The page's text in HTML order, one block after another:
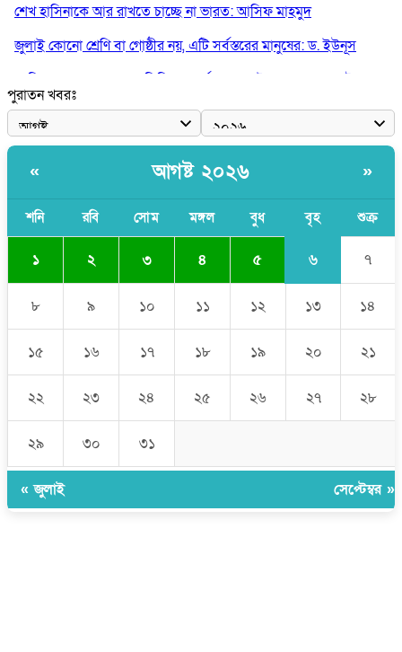
শেখ হাসিনাকে আর রাখতে চাচ্ছে না ভারত: আসিফ মাহমুদ
জুলাই কোনো শ্রেণি বা গোষ্ঠীর নয়, এটি সর্বস্তরের মানুষের: ড. ইউনূস
আলিয়া মাদ্রাসায় ছাত্রদল-শিবির সংঘর্ষ, হাতে পাইপ মাথায় হেলমেট পড়ে
মাঠে যুবদল নেতা নয়ন
কুমিল্লার ৫ হাসপাতাল-ডায়াগনস্টিক সাময়িক বন্ধের নির্দেশ
পরকীয়ার অভিযোগে গ্রামবাসীর হাতে আটক কনটেন্ট ক্রিয়েটর রিপন মিয়া
পুরাতন খবরঃ
« আগষ্ট ২০২৬ »
শনি রবি সোম মঙ্গল বুধ বৃহ শুক্র
১ ২ ৩ ৪ ৫ ৬ ৭
৮ ৯ ১০ ১১ ১২ ১৩ ১৪
১৫ ১৬ ১৭ ১৮ ১৯ ২০ ২১
২২ ২৩ ২৪ ২৫ ২৬ ২৭ ২৮
২৯ ৩০ ৩১
« জুলাই সেপ্টেম্বর »